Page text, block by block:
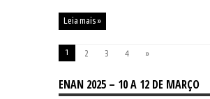
Leia mais »
1 2 3 4 »
ENAN 2025 – 10 A 12 DE MARÇO